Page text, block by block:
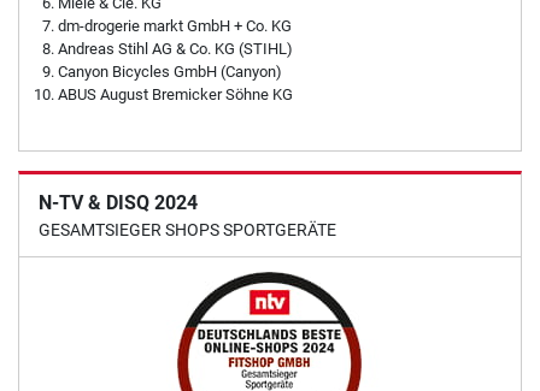
dm-drogerie markt GmbH + Co. KG
Andreas Stihl AG & Co. KG (STIHL)
Canyon Bicycles GmbH (Canyon)
ABUS August Bremicker Söhne KG
N-TV & DISQ 2024
GESAMTSIEGER SHOPS SPORTGERÄTE